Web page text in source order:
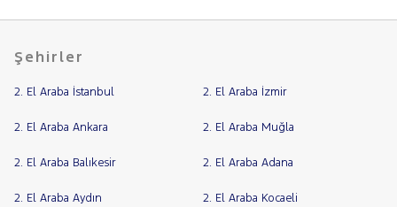
Şehirler
2. El Araba İstanbul 2. El Araba İzmir
2. El Araba Ankara 2. El Araba Muğla
2. El Araba Balıkesir 2. El Araba Adana
2. El Araba Aydın 2. El Araba Kocaeli